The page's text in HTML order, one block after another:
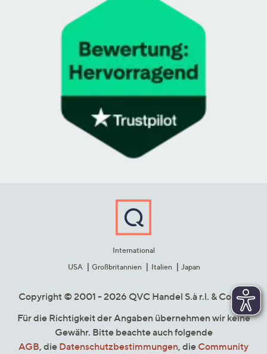
International
USA
Großbritannien Italien Japan
Copyright © 2001 - 2026 QVC Handel S.à r.l. & Co. KG
Für die Richtigkeit der Angaben übernehmen wir keine
Gewähr. Bitte beachte auch folgende
AGB, die Datenschutzbestimmungen, die Community